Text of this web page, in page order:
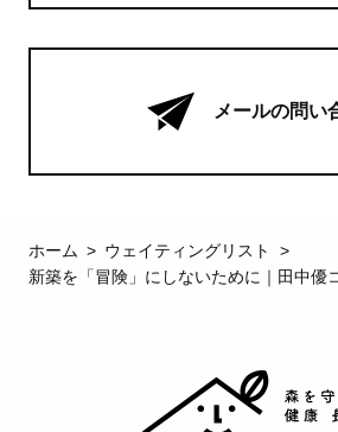
メールの問い
ホーム
ウェイティングリスト
新築を「冒険」にしないために｜田中優